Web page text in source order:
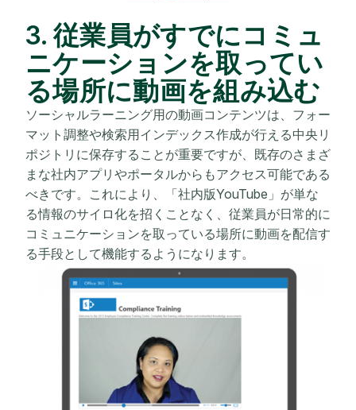
3. 従業員がすでにコミュ
ニケーションを取ってい
る場所に動画を組み込む
ソーシャルラーニング用の動画コンテンツは、フォー
マット調整や検索用インデックス作成が行える中央リ
ポジトリに保存することが重要ですが、既存のさまざ
まな社内アプリやポータルからもアクセス可能である
べきです。これにより、「社内版YouTube」が単な
る情報のサイロ化を招くことなく、従業員が日常的に
コミュニケーションを取っている場所に動画を配信す
る手段として機能するようになります。